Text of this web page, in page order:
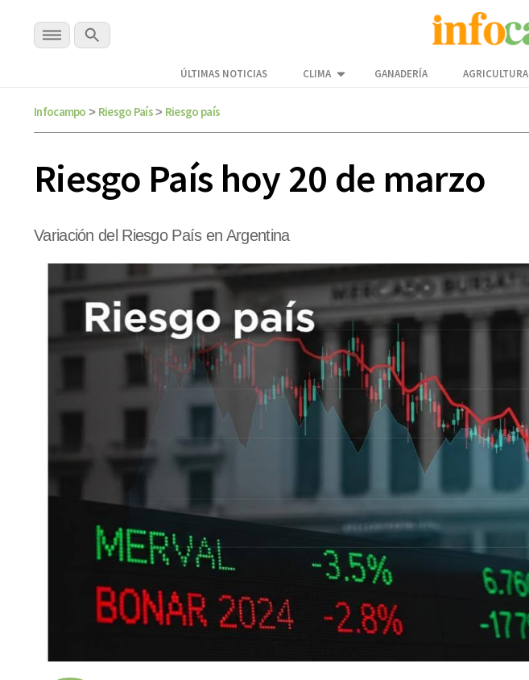
ÚLTIMAS NOTICIAS CLIMA GANADERÍA AGRICULTURA
Infocampo > Riesgo País> Riesgo país
Riesgo País hoy 20 de marzo
Variación del Riesgo País en Argentina